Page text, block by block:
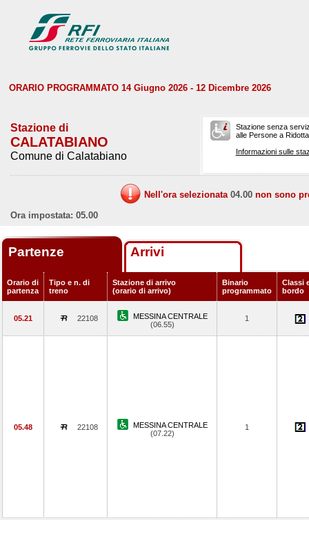
ORARIO PROGRAMMATO 14 Giugno 2026 - 12 Dicembre 2026
Stazione di
CALATABIANO
Comune di Calatabiano
Stazione senza
alle Persone a
Informazioni sulle
Nell'ora selezionata 04.00 non sono
Ora impostata: 05.00
Partenze Arrivi
Orario di
partenza
Tipo e n. di
treno
Stazione di arrivo
(orario di arrivo)
Binario
programmato
Classi
bordo
05.21 22108
MESSINA CENTRALE
(06.55)
1
05.48 22108
MESSINA CENTRALE
(07.22)
1